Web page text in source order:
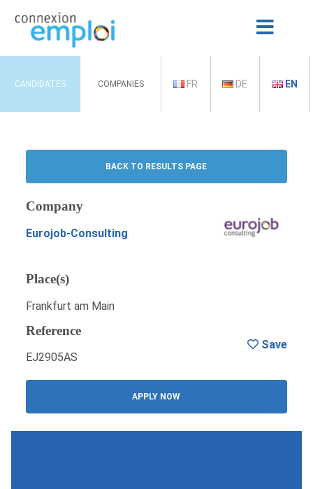
CANDIDATES COMPANIES FR DE EN
BACK TO RESULTS PAGE
Company
Eurojob-Consulting
Place(s)
Frankfurt am Main
Reference
EJ2905AS
APPLY NOW
Save